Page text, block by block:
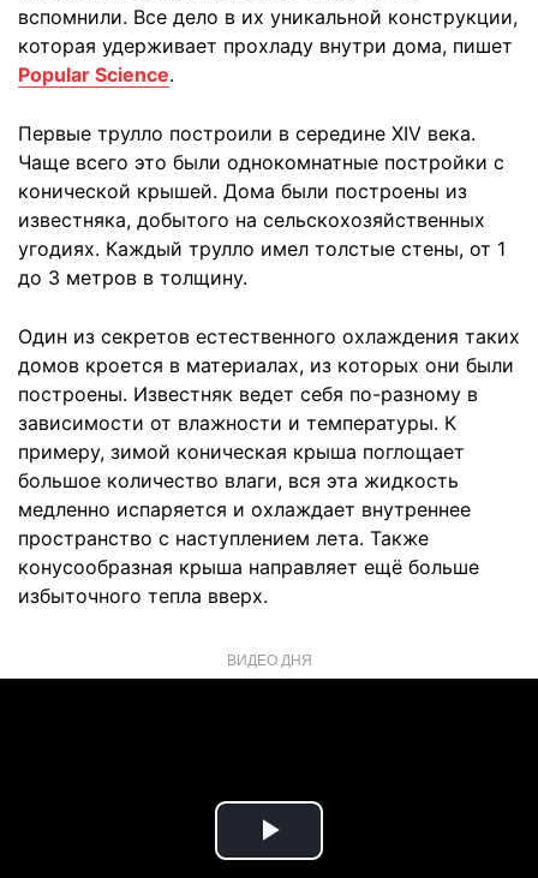
вспомнили. Все дело в их уникальной конструкции,
которая удерживает прохладу внутри дома, пишет
Popular Science.
Первые трулло построили в середине XIV века.
Чаще всего это были однокомнатные постройки с
конической крышей. Дома были построены из
известняка, добытого на сельскохозяйственных
угодиях. Каждый трулло имел толстые стены, от 1
до 3 метров в толщину.
Один из секретов естественного охлаждения таких
домов кроется в материалах, из которых они были
построены. Известняк ведет себя по-разному в
зависимости от влажности и температуры. К
примеру, зимой коническая крыша поглощает
большое количество влаги, вся эта жидкость
медленно испаряется и охлаждает внутреннее
пространство с наступлением лета. Также
конусообразная крыша направляет ещё больше
избыточного тепла вверх.
ВИДЕО ДНЯ
Play